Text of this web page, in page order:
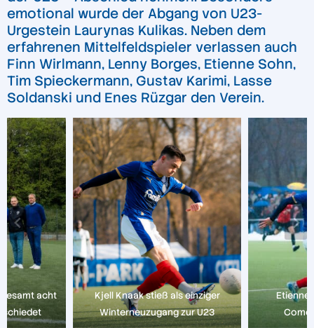
emotional wurde der Abgang von U23-
Urgestein Laurynas Kulikas. Neben dem
erfahrenen Mittelfeldspieler verlassen auch
Finn Wirlmann, Lenny Borges, Etienne Sohn,
Tim Spieckermann, Gustav Karimi, Lasse
Soldanski und Enes Rüzgar den Verein.
acht
Kjell Knaak stieß als einziger
Winterneuzugang zur U23
Etienne